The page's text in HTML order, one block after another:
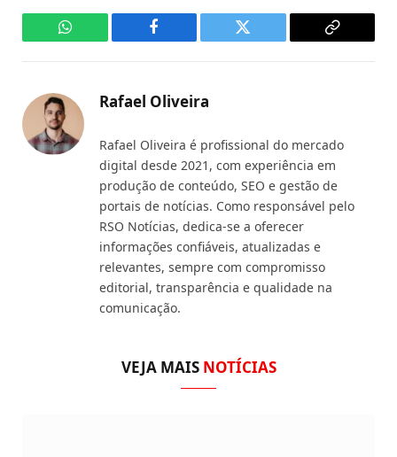
WhatsApp Facebook Twitter
Copy
Rafael Oliveira
Rafael Oliveira é profissional do mercado
digital desde 2021, com experiência em
produção de conteúdo, SEO e gestão de
portais de notícias. Como responsável pelo
RSO Notícias, dedica-se a oferecer
informações confiáveis, atualizadas e
relevantes, sempre com compromisso
editorial, transparência e qualidade na
comunicação.
VEJA MAIS NOTÍCIAS